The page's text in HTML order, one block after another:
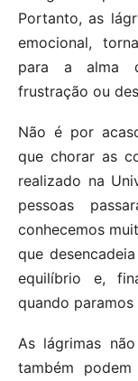
Portanto, as
emocional,
para a alma
frustração ou
Não é por
que chorar as
realizado na
pessoas
conhecemos
que
equilíbrio e,
quando paramos
As lágrimas
também